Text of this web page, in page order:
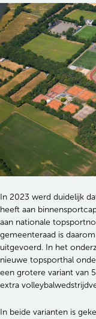
In 2023 werd duidelijk
heeft aan
aan nationale
gemeenteraad is
uitgevoerd. In het
nieuwe topsporthal
een grotere variant van
extra
In beide varianten is